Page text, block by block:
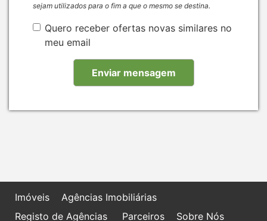
sejam utilizados para o fim a que o mesmo se destina.
Quero receber ofertas novas similares no
meu email
Imóveis
Agências Imobiliárias
Registo de Agências
Parceiros Sobre Nós